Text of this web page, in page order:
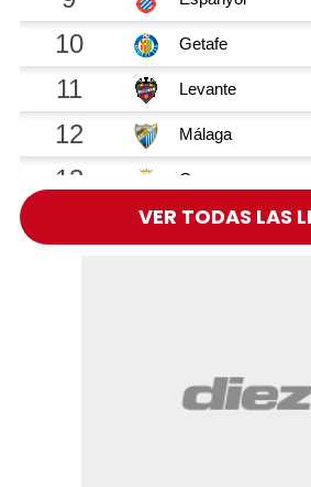
VER TODAS LAS